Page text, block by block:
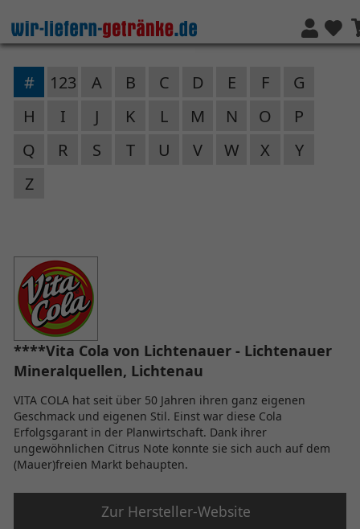
# 123 A B C D E F
G
H
I J K L M N O
P
Q
R S T U V W X
Y
Z
****Vita Cola von Lichtenauer - Lichtenauer
Mineralquellen, Lichtenau
VITA COLA hat seit über 50 Jahren ihren ganz eigenen
Geschmack und eigenen Stil. Einst war diese Cola
Erfolgsgarant in der Planwirtschaft. Dank ihrer
ungewöhnlichen Citrus Note konnte sie sich auch auf dem
(Mauer)freien Markt behaupten.
Zur Hersteller-Website